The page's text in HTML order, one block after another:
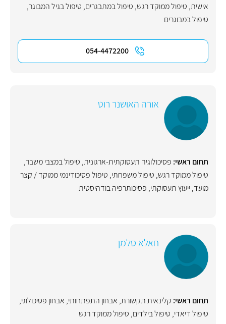
אישית, טיפול ממוקד רגש, טיפול במתבגרים, טיפול בגיל המבוגר,
טיפול במבוגרים
054-4472200
אורה האושנר רוט
תחום ראשי: פסיכולוגיה תעסוקתית-ארגונית, טיפול במצבי משבר,
טיפול ממוקד רגש, טיפול משפחתי, טיפול פסיכודינמי ממוקד / קצר
מועד,ייעוץ תעסוקתי, פסיכותרפיה בודהיסטית
חאלא סלמן
תחום ראשי: קלינאית תקשורת, אבחון התפתחותי, אבחון פסיכולוגי,
טיפול דיאדי, טיפול בילדים, טיפול ממוקד רגש